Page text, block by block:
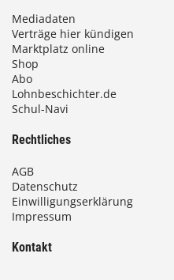
Mediadaten
Verträge hier kündigen
Marktplatz online
Shop
Abo
Lohnbeschichter.de
Schul-Navi
Rechtliches
AGB
Datenschutz
Einwilligungserklärung
Impressum
Kontakt